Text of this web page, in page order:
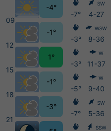
09
12
15
18
21
-4°
-1°
1°
-1°
-3°
-7°
-3°
-3°
-5°
-7°
SW
4-27
WSW
8-36
W
11-37
W
9-40
SW
5-36
SSW